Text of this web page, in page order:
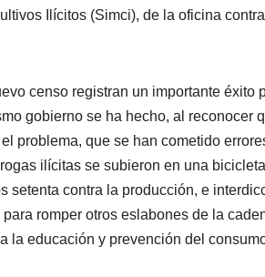
Ilícitos (Simci), de la oficina
censo registran un importante éxito
gobierno se ha hecho, al reconocer
problema, que se han cometido
ilícitas se subieron en una
setenta contra la producción, e
romper otros eslabones de la
la educación y prevención del